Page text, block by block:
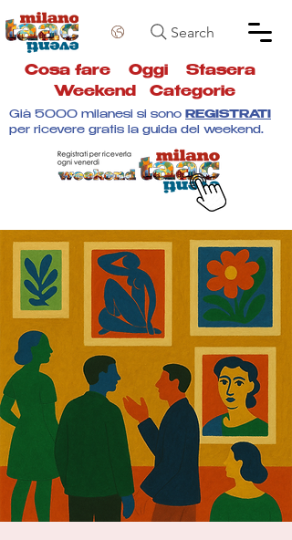
Search
Cosa fare Oggi Stasera
Weekend
Categorie
Già 5000 milanesi si sono REGISTRATI
per ricevere gratis la guida del weekend.